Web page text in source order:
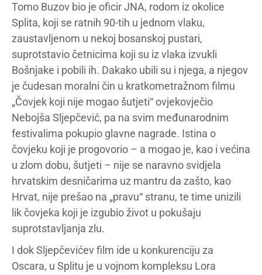
Tomo Buzov bio je oficir JNA, rodom iz okolice
Splita, koji se ratnih 90-tih u jednom vlaku,
zaustavljenom u nekoj bosanskoj pustari,
suprotstavio četnicima koji su iz vlaka izvukli
Bošnjake i pobili ih. Dakako ubili su i njega, a njegov
je čudesan moralni čin u kratkometražnom filmu
„Čovjek koji nije mogao šutjeti“ ovjekovječio
Nebojša Sljepčević, pa na svim međunarodnim
festivalima pokupio glavne nagrade. Istina o
čovjeku koji je progovorio – a mogao je, kao i većina
u zlom dobu, šutjeti – nije se naravno svidjela
hrvatskim desničarima uz mantru da zašto, kao
Hrvat, nije prešao na „pravu“ stranu, te time unizili
lik čovjeka koji je izgubio život u pokušaju
suprotstavljanja zlu.
I dok Sljepčevićev film ide u konkurenciju za
Oscara, u Splitu je u vojnom kompleksu Lora